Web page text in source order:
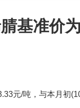
基准价
元/吨，与本月初